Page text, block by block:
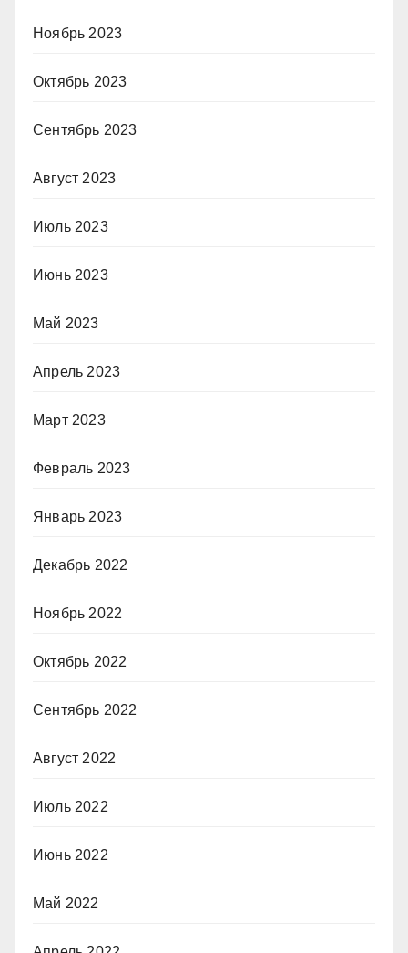
Ноябрь 2023
Октябрь 2023
Сентябрь 2023
Август 2023
Июль 2023
Июнь 2023
Май 2023
Апрель 2023
Март 2023
Февраль 2023
Январь 2023
Декабрь 2022
Ноябрь 2022
Октябрь 2022
Сентябрь 2022
Август 2022
Июль 2022
Июнь 2022
Май 2022